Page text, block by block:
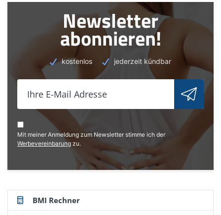
Checkliste, Toronto 2003.
Newsletter
abonnieren!
kostenlos jederzeit kündbar
Mit meiner Anmeldung zum Newsletter stimme ich der
Werbevereinbarung zu.
BMI Rechner